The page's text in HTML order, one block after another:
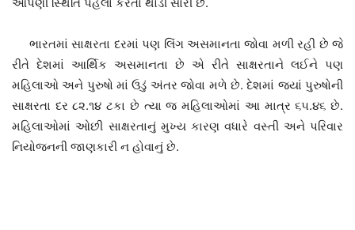
ભારતમાં સાક્ષરતા દરમાં પણ લિંગ અસમાનતા જોવા મળી રહી છે જે
રીતે દેશમાં આર્થિક અસમાનતા છે એ રીતે સાક્ષરતાને લઈને પણ
મહિલાઓ અને પુરુષો માં ઉડું અંતર જોવા મળે છે. દેશમાં જ્યાં પુરુષોની
સાક્ષરતા દર ૮૨.૧૪ ટકા છે ત્યા જ મહિલાઓમાં આ માત્ર ૬૫.૪૬ છે.
મહિલાઓમાં ઓછી સાક્ષરતાનું મુખ્ય કારણ વધારે વસ્તી અને પરિવાર
નિયોજનની જાણકારી ન હોવાનું છે.